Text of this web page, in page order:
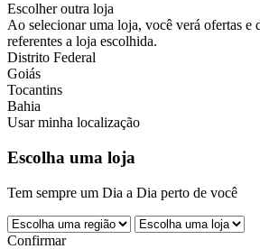
Escolher outra loja
Ao selecionar uma loja, você verá ofertas e
referentes a loja escolhida.
Distrito Federal
Goiás
Tocantins
Bahia
Usar minha localização
Escolha uma loja
Tem sempre um Dia a Dia perto de você
Confirmar